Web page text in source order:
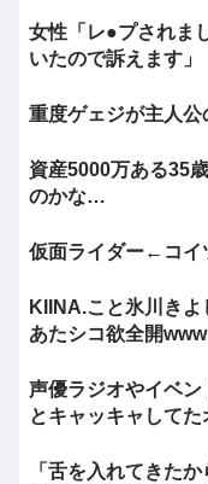
女性「レ●プされま
いたので訴えます」
重度ゲェジが主人
資産5000万ある35
のかな…
仮面ライダー←コイ
KIINA.こと氷川き
あたシコ欲全開www
声優ラジオやイベン
とキャッキャしてた
「舌を入れてきた